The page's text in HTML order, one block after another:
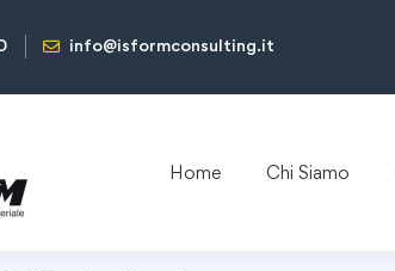
info@isformconsulting.it
Home Chi Siamo